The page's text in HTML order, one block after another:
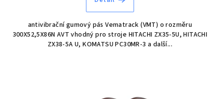
antivibrační gumový pás Vematrack (VMT) o rozměru
300X52,5X86N AVT vhodný pro stroje HITACHI ZX35-5U, HITACHI
ZX38-5A U, KOMATSU PC30MR-3 a další...